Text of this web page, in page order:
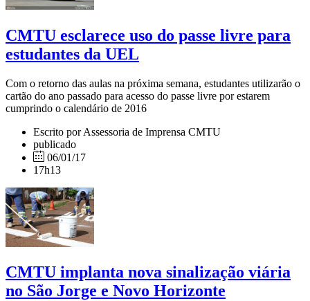
CMTU esclarece uso do passe livre para
estudantes da UEL
Com o retorno das aulas na próxima semana, estudantes utilizarão o
cartão do ano passado para acesso do passe livre por estarem
cumprindo o calendário de 2016
Escrito por Assessoria de Imprensa CMTU
publicado
06/01/17
17h13
CMTU implanta nova sinalização viária
no São Jorge e Novo Horizonte